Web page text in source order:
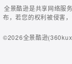
全景酷逊是共享网络服
布，若您的权利被侵害
©2026全景酷逊